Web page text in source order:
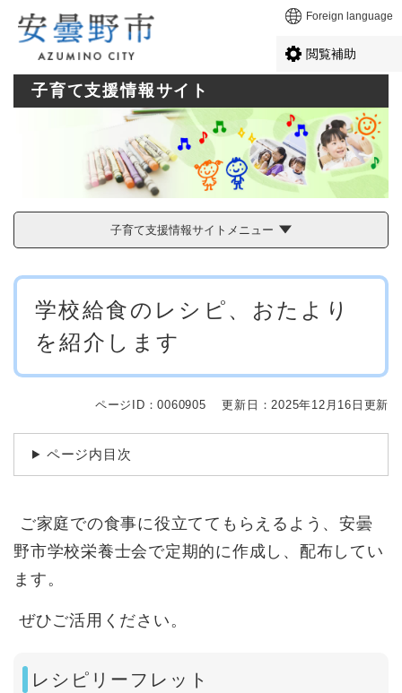
メニューを飛ばして本文へ Foreign language
閲覧補助
子育て支援情報サイト
子育て支援情報サイトメニュー
本
学校給食のレシピ、おたより
を紹介します
ページID：0060905 更新日：2025年12月16日更新
ページ内目次
ご家庭での食事に役立ててもらえるよう、安曇
野市学校栄養士会で定期的に作成し、配布してい
ます。
ぜひご活用ください。
レシピリーフレット